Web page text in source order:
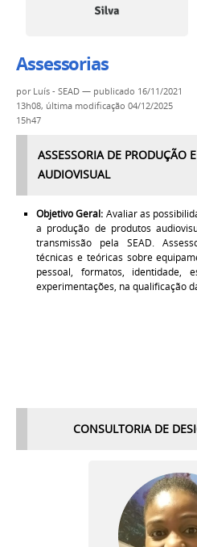
Assessorias
por Luís - SEAD — publicado 16/11/2021
13h08, última modificação 04/12/2025
15h47
ASSESSORIA DE PRODUÇÃO
AUDIOVISUAL
Objetivo Geral: Avaliar as
a produção de produtos
transmissão pela SEAD.
técnicas e teóricas sobre
pessoal, formatos, identidade,
experimentações, na qualificação
CONSULTORIA DE